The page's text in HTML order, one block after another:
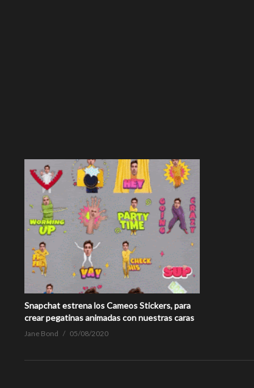
Snapchat estrena los Cameos Stickers, para
crear pegatinas animadas con nuestras caras
Jane Bond 05/08/2020